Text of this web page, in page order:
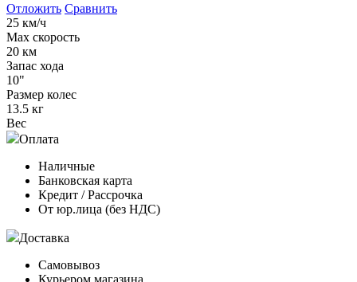
Отложить Сравнить
25 км/ч
Max скорость
20 км
Запас хода
10"
Размер колес
13.5 кг
Вес
Оплата
Наличные
Банковская карта
Кредит / Рассрочка
От юр.лица (без НДС)
Доставка
Самовывоз
Курьером магазина